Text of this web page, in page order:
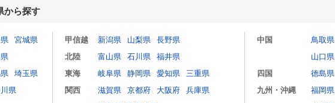
から探す
宮城県
埼玉県
県
甲信越 新潟県 山梨県
長野県
北陸
富山県 石川県
福井県
東海
岐阜県 静岡県 愛知県
三重県
関西
滋賀県 京都府 大阪府
兵庫県
中国 鳥取県
山口県
四国
徳島県
九州・沖縄
福岡県